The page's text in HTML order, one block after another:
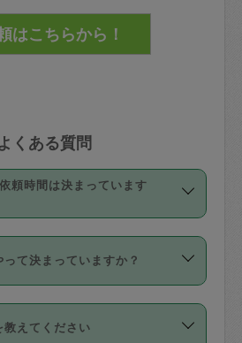
くある質問
頼時間は決まっています
き3時間固定です。3時間を
たい場合は、延長機能をご
。機能をご利用いただくに
することが必要です。な
て決まっていますか？
帯の中からタスカジさん自
んで設定しています。
えてください